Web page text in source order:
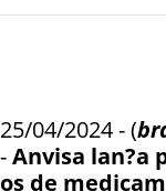
25/04/2024 - (
-Anvisa lan?a
os de